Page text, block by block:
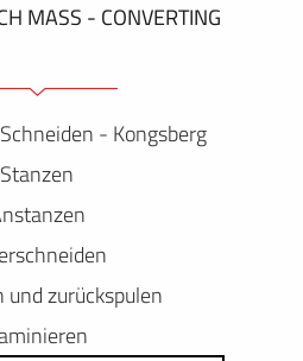
MASS - CONVERTING
- Kongsberg
Stanzen
und zurückspulen